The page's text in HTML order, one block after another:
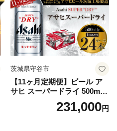
茨城県守谷市
【11ヶ月定期便】ビール ア
サヒ スーパードライ 500ml 2
4本 1ケース×11ヶ月 | アサヒ
ビール 究極の辛口 酒 お酒 ア
231,000円